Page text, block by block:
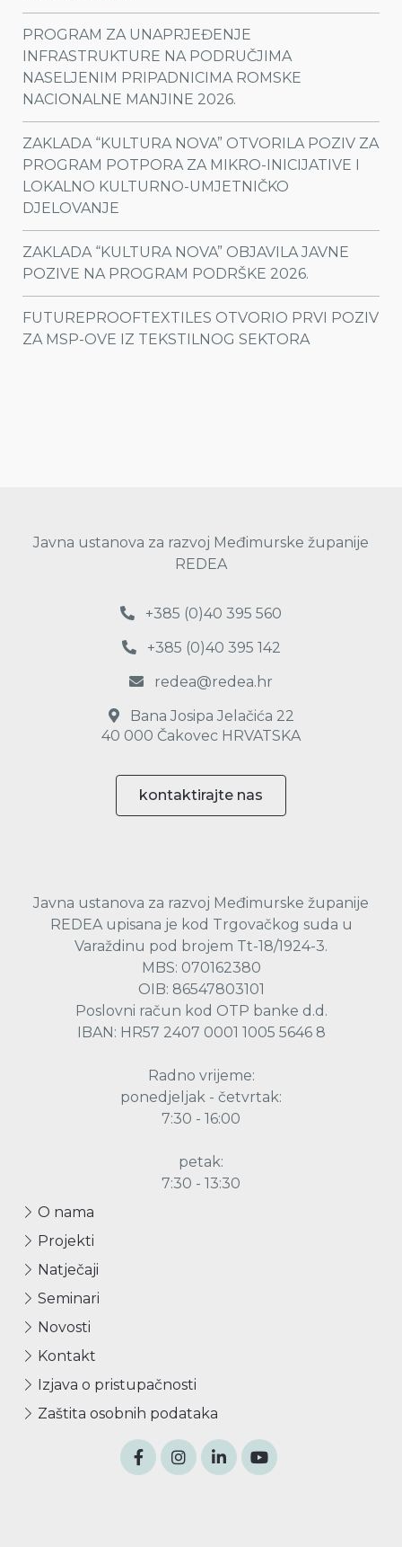
PROGRAM ZA UNAPRJEĐENJE
INFRASTRUKTURE NA PODRUČJIMA
NASELJENIM PRIPADNICIMA ROMSKE
NACIONALNE MANJINE 2026.
ZAKLADA “KULTURA NOVA” OTVORILA POZIV ZA
PROGRAM POTPORA ZA MIKRO-INICIJATIVE I
LOKALNO KULTURNO-UMJETNIČKO
DJELOVANJE
ZAKLADA “KULTURA NOVA” OBJAVILA JAVNE
POZIVE NA PROGRAM PODRŠKE 2026.
FUTUREPROOFTEXTILES OTVORIO PRVI POZIV
ZA MSP-OVE IZ TEKSTILNOG SEKTORA
Javna ustanova za razvoj Međimurske županije
REDEA
+385 (0)40 395 560
+385 (0)40 395 142
redea@redea.hr
Bana Josipa Jelačića 22
40 000 Čakovec HRVATSKA
kontaktirajte nas
Javna ustanova za razvoj Međimurske županije
REDEA upisana je kod Trgovačkog suda u
Varaždinu pod brojem Tt-18/1924-3.
MBS: 070162380
OIB: 86547803101
Poslovni račun kod OTP banke d.d.
IBAN: HR57 2407 0001 1005 5646 8
Radno vrijeme:
ponedjeljak - četvrtak:
7:30 - 16:00
petak:
7:30 - 13:30
O nama
Projekti
Natječaji
Seminari
Novosti
Kontakt
Izjava o pristupačnosti
Zaštita osobnih podataka